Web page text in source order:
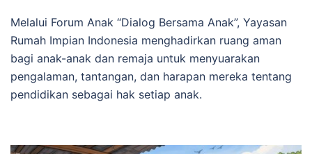
Melalui Forum Anak “Dialog Bersama Anak”, Yayasan
Rumah Impian Indonesia menghadirkan ruang aman
bagi anak-anak dan remaja untuk menyuarakan
pengalaman, tantangan, dan harapan mereka tentang
pendidikan sebagai hak setiap anak.